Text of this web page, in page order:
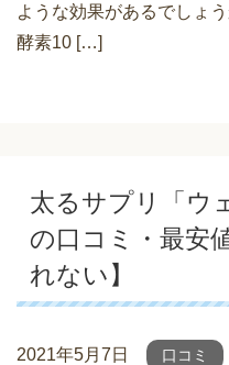
ような効果があるでしょ
酵素10 […]
太るサプリ「ウ
の口コミ・最安
れない】
2021年5月7日 口コミ